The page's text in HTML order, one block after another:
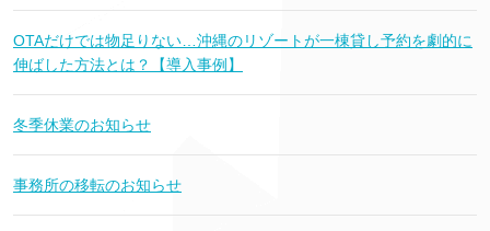
OTAだけでは物足りない…沖縄のリゾートが一棟貸し予約を劇的に
伸ばした方法とは？【導入事例】
冬季休業のお知らせ
事務所の移転のお知らせ